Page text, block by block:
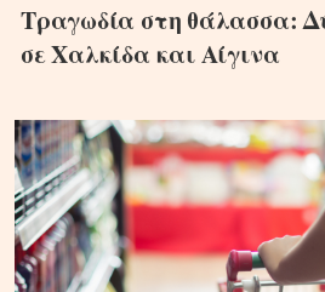
Τραγωδία στη θάλασσα:
σε Χαλκίδα και Αίγινα